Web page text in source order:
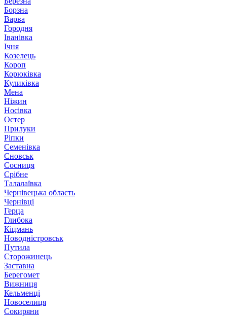
Борзна
Варва
Городня
Іванівка
Ічня
Козелець
Короп
Корюківка
Куликівка
Мена
Ніжин
Носівка
Остер
Прилуки
Ріпки
Семенівка
Сновськ
Сосниця
Срібне
Талалаївка
Чернівецька область
Чернівці
Герца
Глибока
Кіцмань
Новодністровськ
Путила
Сторожинець
Заставна
Берегомет
Вижниця
Кельменці
Новоселиця
Сокиряни